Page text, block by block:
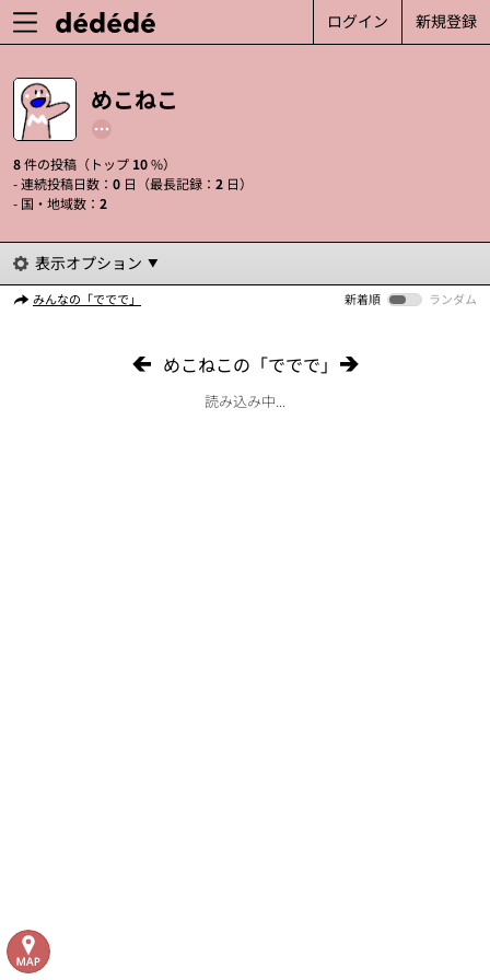
新規登録
ログイン
めこねこ
8件の投稿（トップ 10%）
- 連続投稿日数： 0 日（最長記録： 2 日）
- 国・地域数： 2
表示オプション
みんなの「ででで」 新着順 ランダム
めこねこの「ででで」
読み込み中...